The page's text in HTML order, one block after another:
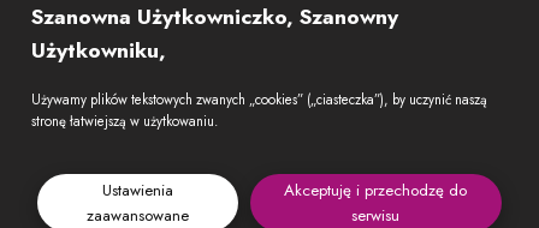
Szanowna Użytkowniczko, Szanowny
Użytkowniku,
Używamy plików tekstowych zwanych „cookies” („ciasteczka”), by uczynić naszą
stronę łatwiejszą w użytkowaniu.
Ustawienia
zaawansowane
Akceptuję i przechodzę do
serwisu